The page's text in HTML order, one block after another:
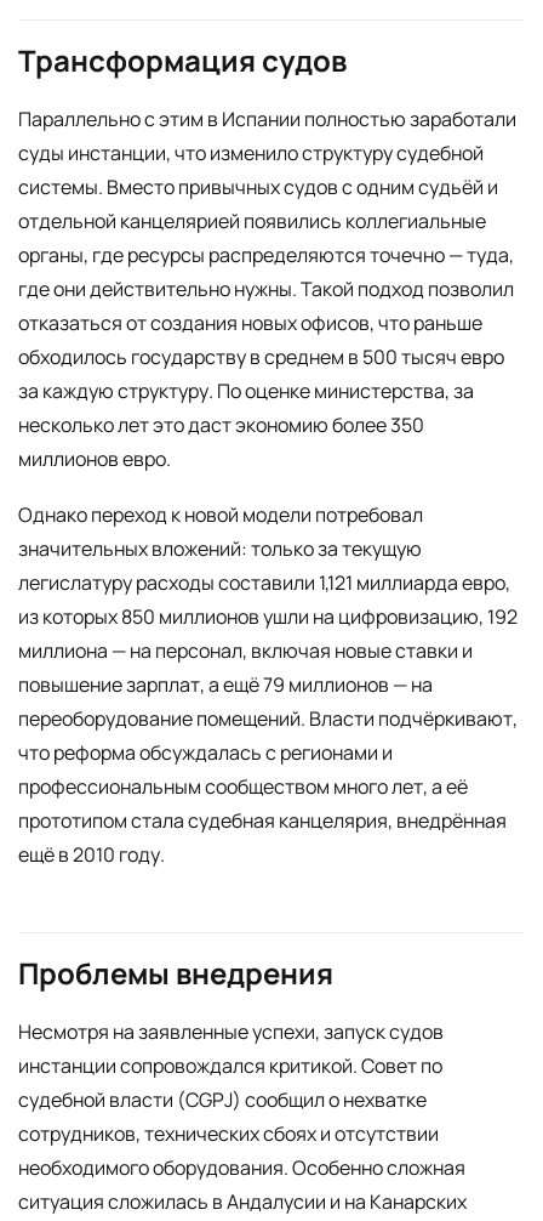
Трансформация судов
Параллельно с этим в Испании полностью заработали
суды инстанции, что изменило структуру судебной
системы. Вместо привычных судов с одним судьёй и
отдельной канцелярией появились коллегиальные
органы, где ресурсы распределяются точечно — туда,
где они действительно нужны. Такой подход позволил
отказаться от создания новых офисов, что раньше
обходилось государству в среднем в 500 тысяч евро
за каждую структуру. По оценке министерства, за
несколько лет это даст экономию более 350
миллионов евро.
Однако переход к новой модели потребовал
значительных вложений: только за текущую
легислатуру расходы составили 1,121 миллиарда евро,
из которых 850 миллионов ушли на цифровизацию, 192
миллиона — на персонал, включая новые ставки и
повышение зарплат, а ещё 79 миллионов — на
переоборудование помещений. Власти подчёркивают,
что реформа обсуждалась с регионами и
профессиональным сообществом много лет, а её
прототипом стала судебная канцелярия, внедрённая
ещё в 2010 году.
Проблемы внедрения
Несмотря на заявленные успехи, запуск судов
инстанции сопровождался критикой. Совет по
судебной власти (CGPJ) сообщил о нехватке
сотрудников, технических сбоях и отсутствии
необходимого оборудования. Особенно сложная
ситуация сложилась в Андалусии и на Канарских